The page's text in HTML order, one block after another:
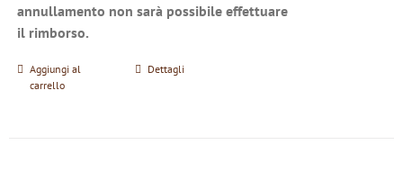
annullamento non sarà possibile effettuare
il rimborso.
Aggiungi al
carrello
Dettagli